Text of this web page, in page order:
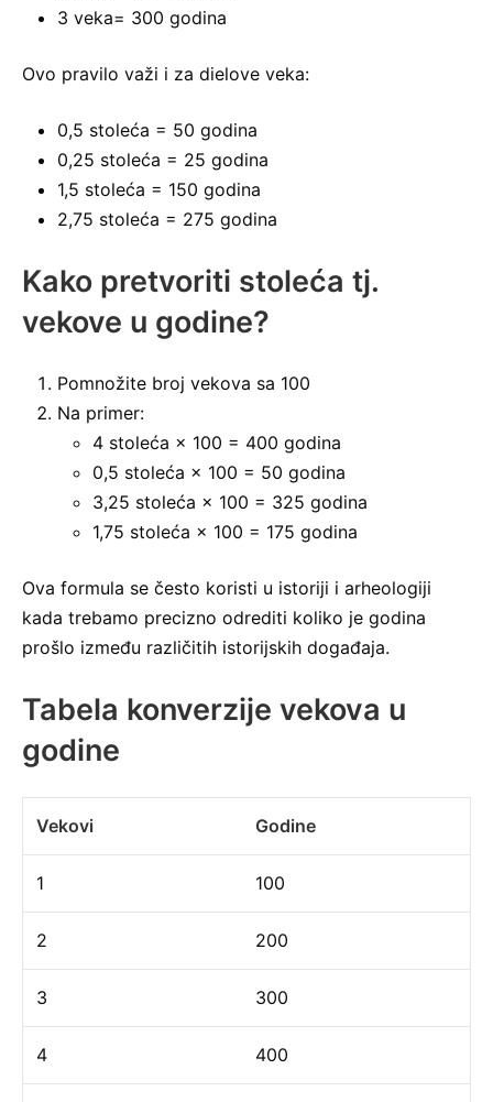
3 veka= 300 godina
Ovo pravilo važi i za dielove veka:
0,5 stoleća = 50 godina
0,25 stoleća = 25 godina
1,5 stoleća = 150 godina
2,75 stoleća = 275 godina
Kako pretvoriti stoleća tj.
vekove u godine?
Pomnožite broj vekova sa 100
Na primer:
4 stoleća × 100 = 400 godina
0,5 stoleća × 100 = 50 godina
3,25 stoleća × 100 = 325 godina
1,75 stoleća × 100 = 175 godina
Ova formula se često koristi u istoriji i arheologiji
kada trebamo precizno odrediti koliko je godina
prošlo između različitih istorijskih događaja.
Tabela konverzije vekova u
godine
Vekovi Godine
1 100
2 200
3 300
4 400